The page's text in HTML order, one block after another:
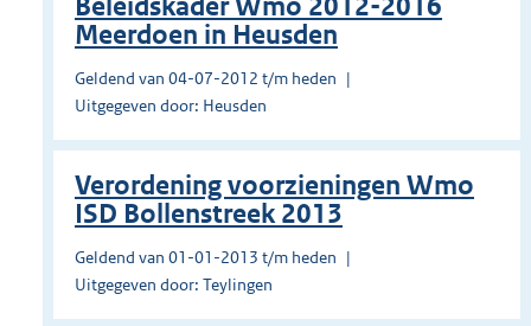
Beleidskader Wmo 2012-2016
Meerdoen in Heusden
Geldend van 04-07-2012 t/m heden
Uitgegeven door: Heusden
Verordening voorzieningen Wmo
ISD Bollenstreek 2013
Geldend van 01-01-2013 t/m heden
Uitgegeven door: Teylingen